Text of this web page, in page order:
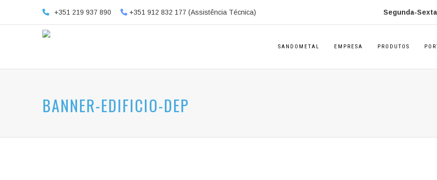
+351 219 937 890 +351 912 832 177 (Assistência Técnica) Segunda-
SANDOMETAL EMPRESA PRODUTOS
BANNER-EDIFICIO-DEP